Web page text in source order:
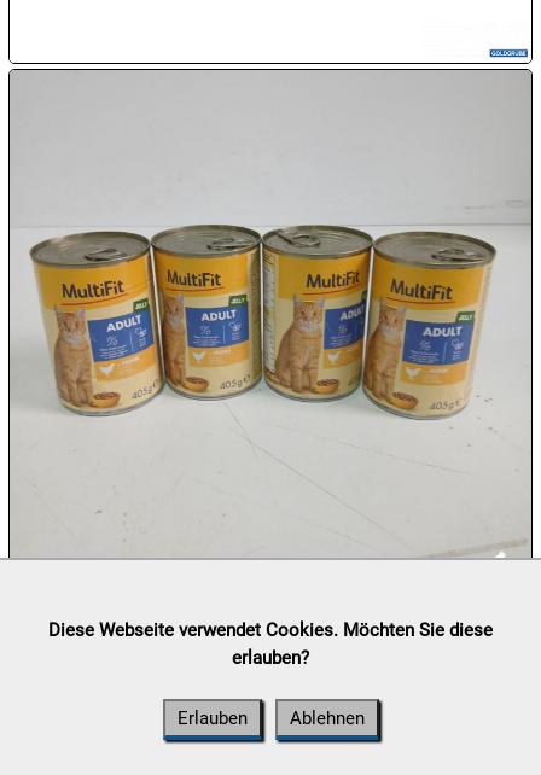
09.08:
10.08:
10.08:
Lieferung:Abholung, Versand durchpost.at
(⛟ Versandkostenübersicht)
Diese Webseite verwendet Cookies. Möchten Sie diese
erlauben?
Erlauben Ablehnen